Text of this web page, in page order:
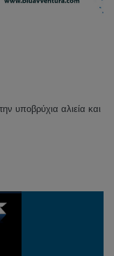
υποβρύχια αλιεία και